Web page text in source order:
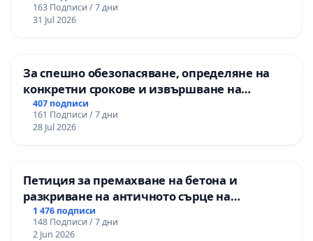
изпълнят всички екологични норми!
163 Подписи / 7 дни
31 Jul 2026
За спешно обезопасяване, определяне на
конкретни срокове и извършване на
цялостна рехабилитация на
републиканския път между пътен възел АМ
„Тракия“ - гр. Ихтиман - с. Мирово - к.к.
407 подписи
161 Подписи / 7 дни
28 Jul 2026
Петиция за премахване на бетона и
разкриване на античното сърце на
Могиланската могила във Враца
1 476 подписи
148 Подписи / 7 дни
2 Jun 2026